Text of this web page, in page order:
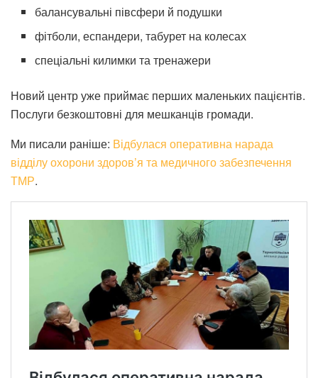
балансувальні півсфери й подушки
фітболи, еспандери, табурет на колесах
спеціальні килимки та тренажери
Новий центр уже приймає перших маленьких пацієнтів.
Послуги безкоштовні для мешканців громади.
Ми писали раніше: Відбулася оперативна нарада
відділу охорони здоров’я та медичного забезпечення
ТМР.